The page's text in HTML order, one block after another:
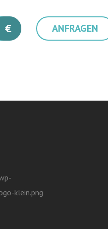
€ ANFRAGEN